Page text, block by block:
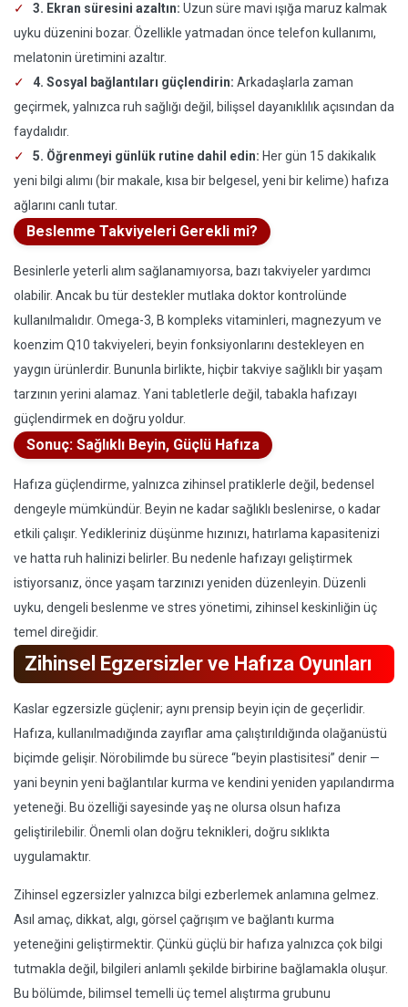
3. Ekran süresini azaltın: Uzun süre mavi ışığa maruz kalmak
uyku düzenini bozar. Özellikle yatmadan önce telefon kullanımı,
melatonin üretimini azaltır.
4. Sosyal bağlantıları güçlendirin: Arkadaşlarla zaman
geçirmek, yalnızca ruh sağlığı değil, bilişsel dayanıklılık açısından da
faydalıdır.
5. Öğrenmeyi günlük rutine dahil edin: Her gün 15 dakikalık
yeni bilgi alımı (bir makale, kısa bir belgesel, yeni bir kelime) hafıza
ağlarını canlı tutar.
Beslenme Takviyeleri Gerekli mi?
Besinlerle yeterli alım sağlanamıyorsa, bazı takviyeler yardımcı
olabilir. Ancak bu tür destekler mutlaka doktor kontrolünde
kullanılmalıdır. Omega-3, B kompleks vitaminleri, magnezyum ve
koenzim Q10 takviyeleri, beyin fonksiyonlarını destekleyen en
yaygın ürünlerdir. Bununla birlikte, hiçbir takviye sağlıklı bir yaşam
tarzının yerini alamaz. Yani tabletlerle değil, tabakla hafızayı
güçlendirmek en doğru yoldur.
Sonuç: Sağlıklı Beyin, Güçlü Hafıza
Hafıza güçlendirme, yalnızca zihinsel pratiklerle değil, bedensel
dengeyle mümkündür. Beyin ne kadar sağlıklı beslenirse, o kadar
etkili çalışır. Yedikleriniz düşünme hızınızı, hatırlama kapasitenizi
ve hatta ruh halinizi belirler. Bu nedenle hafızayı geliştirmek
istiyorsanız, önce yaşam tarzınızı yeniden düzenleyin. Düzenli
uyku, dengeli beslenme ve stres yönetimi, zihinsel keskinliğin üç
temel direğidir.
Zihinsel Egzersizler ve Hafıza Oyunları
Kaslar egzersizle güçlenir; aynı prensip beyin için de geçerlidir.
Hafıza, kullanılmadığında zayıflar ama çalıştırıldığında olağanüstü
biçimde gelişir. Nörobilimde bu sürece “beyin plastisitesi” denir —
yani beynin yeni bağlantılar kurma ve kendini yeniden yapılandırma
yeteneği. Bu özelliği sayesinde yaş ne olursa olsun hafıza
geliştirilebilir. Önemli olan doğru teknikleri, doğru sıklıkta
uygulamaktır.
Zihinsel egzersizler yalnızca bilgi ezberlemek anlamına gelmez.
Asıl amaç, dikkat, algı, görsel çağrışım ve bağlantı kurma
yeteneğini geliştirmektir. Çünkü güçlü bir hafıza yalnızca çok bilgi
tutmakla değil, bilgileri anlamlı şekilde birbirine bağlamakla oluşur.
Bu bölümde, bilimsel temelli üç temel alıştırma grubunu